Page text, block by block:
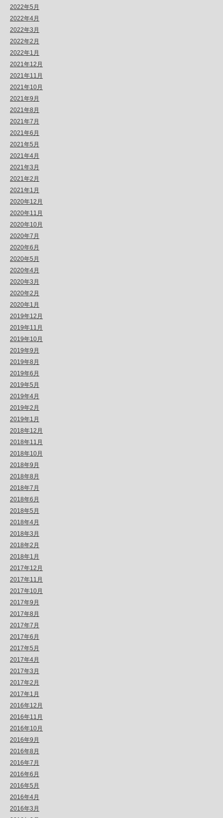
2022年5月
2022年4月
2022年3月
2022年2月
2022年1月
2021年12月
2021年11月
2021年10月
2021年9月
2021年8月
2021年7月
2021年6月
2021年5月
2021年4月
2021年3月
2021年2月
2021年1月
2020年12月
2020年11月
2020年10月
2020年7月
2020年6月
2020年5月
2020年4月
2020年3月
2020年2月
2020年1月
2019年12月
2019年11月
2019年10月
2019年9月
2019年8月
2019年6月
2019年5月
2019年4月
2019年2月
2019年1月
2018年12月
2018年11月
2018年10月
2018年9月
2018年8月
2018年7月
2018年6月
2018年5月
2018年4月
2018年3月
2018年2月
2018年1月
2017年12月
2017年11月
2017年10月
2017年9月
2017年8月
2017年7月
2017年6月
2017年5月
2017年4月
2017年3月
2017年2月
2017年1月
2016年12月
2016年11月
2016年10月
2016年9月
2016年8月
2016年7月
2016年6月
2016年5月
2016年4月
2016年3月